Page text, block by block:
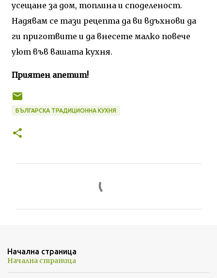
усещане за дом, топлина и споделеност.
Надявам се тази рецепта да ви вдъхнови да
ги приготвите и да внесете малко повече
уют във вашата кухня.
Приятен апетит!
БЪЛГАРСКА ТРАДИЦИОННА КУХНЯ
а
р
Начална страница
Начална страница